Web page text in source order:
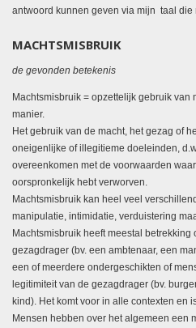
antwoord kunnen geven via mijn taal die
MACHTSMISBRUIK
de gevonden betekenis
Machtsmisbruik = opzettelijk gebruik van
manier.
Het gebruik van de macht, het gezag of
oneigenlijke of illegitieme doeleinden,
overeenkomen met de voorwaarden
oorspronkelijk hebt verworven.
Machtsmisbruik kan heel veel
manipulatie, intimidatie, verduistering
Machtsmisbruik heeft meestal betrekking
gezagdrager (bv. een ambtenaar, een
een of meerdere ondergeschikten of
legitimiteit van de gezagdrager (bv.
kind). Het komt voor in alle contexten en
Mensen hebben over het algemeen een